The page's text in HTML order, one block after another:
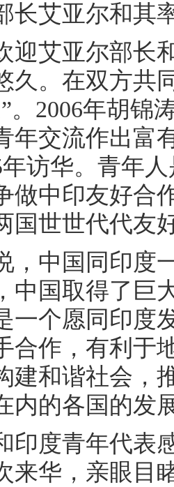
长艾亚尔和其
艾亚尔部长和
久。在双方共
。2006年胡锦
年交流作出富
访华。青年
做中印友好合
国世世代代友
中国同印度一
中国取得了巨
一个愿同印度
合作，有利于
建和谐社会，
内的各国的发
度青年代表感
来华，亲眼目